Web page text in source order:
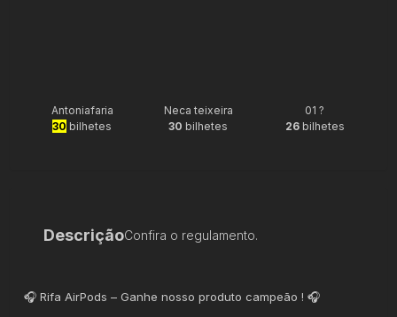
Antoniafaria
30 bilhetes
Neca teixeira
30 bilhetes
01 ?
26bilhetes
DescriçãoConfira o regulamento.
🎧 Rifa AirPods – Ganhe nosso produto campeão ! 🎧